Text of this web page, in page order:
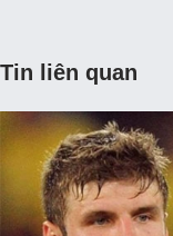
Tin liên quan